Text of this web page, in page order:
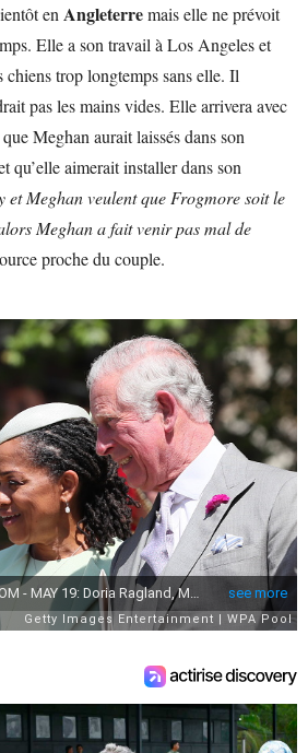
enAngleterremais elle ne prévoit
Elle a son travail à Los Angeles et
chiens trop longtemps sans elle. Il
pas les mains vides. Elle arrivera avec
que Meghan aurait laissés dans son
qu’elle aimerait installer dans son
et Meghan veulent que Frogmore soit le
Meghan a fait venir pas mal de
proche du couple.